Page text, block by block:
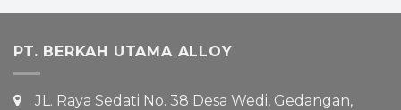
PT. BERKAH UTAMA ALLOY
JL. Raya Sedati No. 38 Desa Wedi, Gedangan,